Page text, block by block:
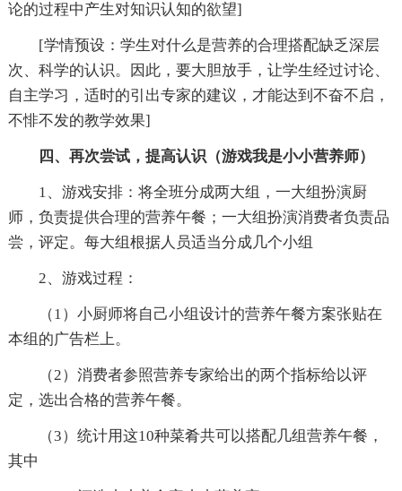
论的过程中产生对知识认知的欲望]
[学情预设：学生对什么是营养的合理搭配缺乏深层
次、科学的认识。因此，要大胆放手，让学生经过讨论、
自主学习，适时的引出专家的建议，才能达到不奋不启，
不悱不发的教学效果]
四、再次尝试，提高认识（游戏我是小小营养师）
1、游戏安排：将全班分成两大组，一大组扮演厨
师，负责提供合理的营养午餐；一大组扮演消费者负责品
尝，评定。每大组根据人员适当分成几个小组
2、游戏过程：
（1）小厨师将自己小组设计的营养午餐方案张贴在
本组的广告栏上。
（2）消费者参照营养专家给出的两个指标给以评
定，选出合格的营养午餐。
（3）统计用这10种菜肴共可以搭配几组营养午餐，
其中